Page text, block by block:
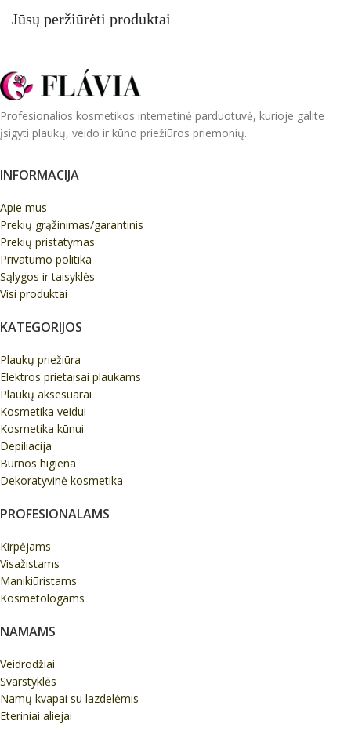
Jūsų peržiūrėti produktai
Profesionalios kosmetikos internetinė parduotuvė, kurioje galite
įsigyti plaukų, veido ir kūno priežiūros priemonių.
INFORMACIJA
Apie mus
Prekių grąžinimas/garantinis
Prekių pristatymas
Privatumo politika
Sąlygos ir taisyklės
Visi produktai
KATEGORIJOS
Plaukų priežiūra
Elektros prietaisai plaukams
Plaukų aksesuarai
Kosmetika veidui
Kosmetika kūnui
Depiliacija
Burnos higiena
Dekoratyvinė kosmetika
PROFESIONALAMS
Kirpėjams
Visažistams
Manikiūristams
Kosmetologams
NAMAMS
Veidrodžiai
Svarstyklės
Namų kvapai su lazdelėmis
Eteriniai aliejai